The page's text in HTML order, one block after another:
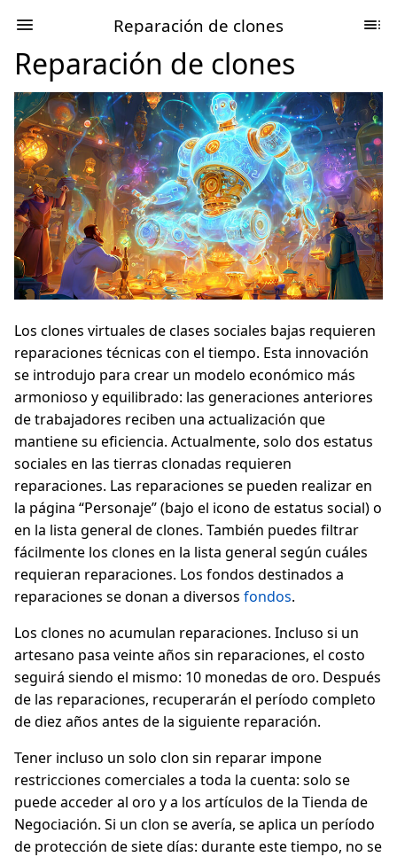
Reparación de clones
Reparación de clones
Los clones virtuales de clases sociales bajas requieren
reparaciones técnicas con el tiempo. Esta innovación
se introdujo para crear un modelo económico más
armonioso y equilibrado: las generaciones anteriores
de trabajadores reciben una actualización que
mantiene su eficiencia. Actualmente, solo dos estatus
sociales en las tierras clonadas requieren
reparaciones. Las reparaciones se pueden realizar en
la página “Personaje” (bajo el icono de estatus social) o
en la lista general de clones. También puedes filtrar
fácilmente los clones en la lista general según cuáles
requieran reparaciones. Los fondos destinados a
reparaciones se donan a diversos fondos.
Los clones no acumulan reparaciones. Incluso si un
artesano pasa veinte años sin reparaciones, el costo
seguirá siendo el mismo: 10 monedas de oro. Después
de las reparaciones, recuperarán el período completo
de diez años antes de la siguiente reparación.
Tener incluso un solo clon sin reparar impone
restricciones comerciales a toda la cuenta: solo se
puede acceder al oro y a los artículos de la Tienda de
Negociación. Si un clon se avería, se aplica un período
de protección de siete días: durante este tiempo, no se